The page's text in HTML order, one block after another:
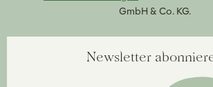
GmbH & Co. KG.
Newsletter